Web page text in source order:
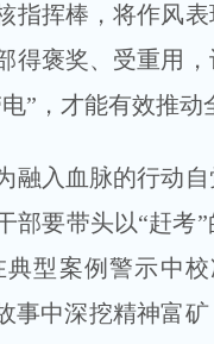
指挥棒，将作风
得褒奖、受重用
”，才能有效推动
入血脉的行动自
部要带头以“赶考
型案例警示中
事中深挖精神富